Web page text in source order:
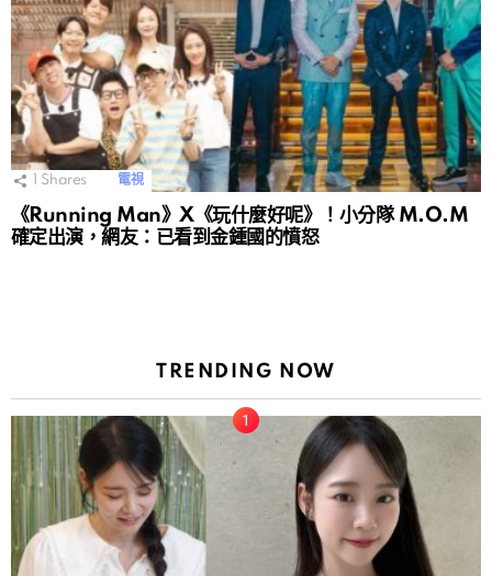
Shares 電視
《Running Man》X《玩什麼好呢》！小分隊 M.O.M
確定出演，網友：已看到金鍾國的憤怒
TRENDING NOW